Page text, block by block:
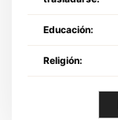
Educación:
Religión: